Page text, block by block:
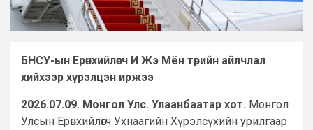
БНСУ-ын Ерөнхийлөгч И Жэ Мён төрийн айлчлал
хийхээр хүрэлцэн иржээ
2026.07.09. Монгол Улс. Улаанбаатар хот. Монгол
Улсын Ерөнхийлөгч Ухнаагийн Хүрэлсүхийн урилгаар